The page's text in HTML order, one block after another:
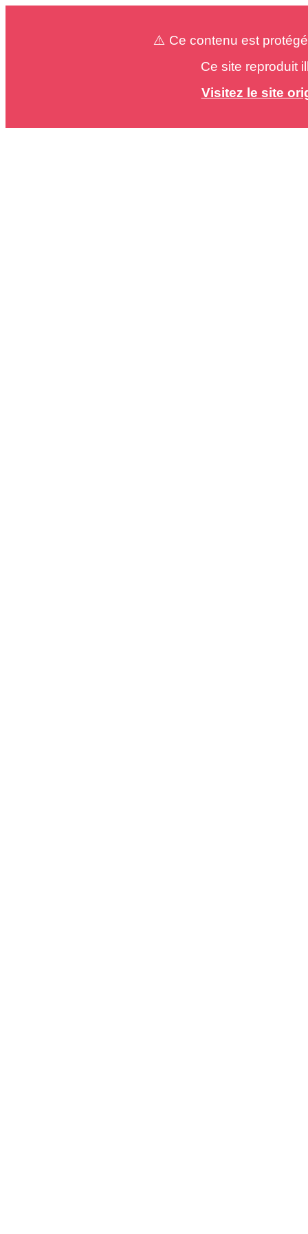
⚠️ Ce contenu est
Ce site reproduit
Visitez le site